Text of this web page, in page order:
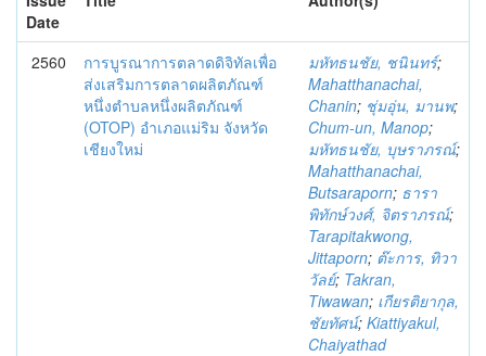
Date
2560
การบูรณาการตลาดดิจิทัลเพื่อ
ส่งเสริมการตลาดผลิตภัณฑ์
หนึ่งตำบลหนึ่งผลิตภัณฑ์
(OTOP) อำเภอแม่ริม จังหวัด
เชียงใหม่
มหัทธนชัย, ชนินทร์;
Mahatthanachai,
Chanin; ชุ่มอุ่น, มานพ;
Chum-un, Manop;
มหัทธนชัย, บุษราภรณ์;
Mahatthanachai,
Butsaraporn; ธารา
พิทักษ์วงศ์, จิตราภรณ์;
Tarapitakwong,
Jittaporn; ต๊ะการ, ทิวา
วัลย์; Takran,
Tiwawan; เกียรติยากุล,
ชัยทัศน์; Kiattiyakul,
Chaiyathad